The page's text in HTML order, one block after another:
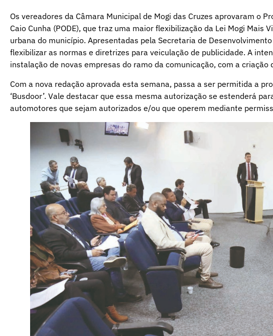
Os vereadores da Câmara Municipal de Mogi das Cruzes aprovaram o
Caio Cunha (PODE), que traz uma maior flexibilização da Lei Mogi Mais
urbana do município. Apresentadas pela Secretaria de
flexibilizar as normas e diretrizes para veiculação de publicidade. A
instalação de novas empresas do ramo da comunicação, com a criação
Com a nova redação aprovada esta semana, passa a ser permitida a
‘Busdoor’. Vale destacar que essa mesma autorização se estenderá
automotores que sejam autorizados e/ou que operem mediante